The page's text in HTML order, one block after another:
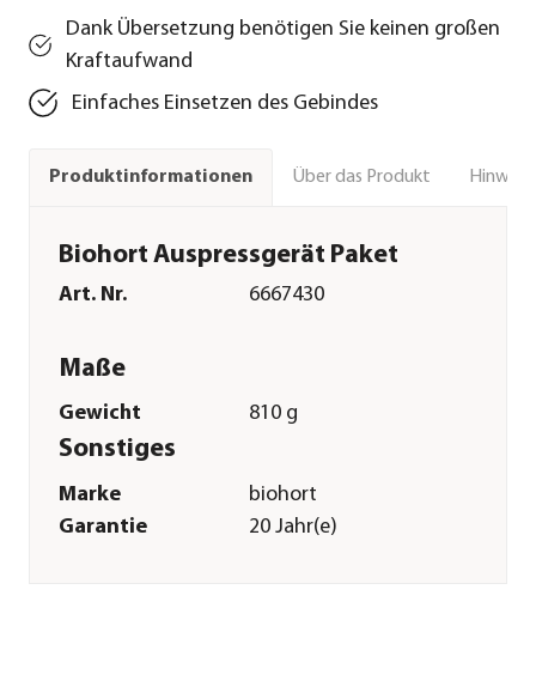
Dank Übersetzung benötigen Sie keinen großen
Kraftaufwand
Einfaches Einsetzen des Gebindes
Produktinformationen Über das Produkt
Biohort Auspressgerät Paket
Art. Nr. 6667430
Maße
Gewicht 810 g
Sonstiges
Marke
biohort
Garantie
20 Jahr(e)